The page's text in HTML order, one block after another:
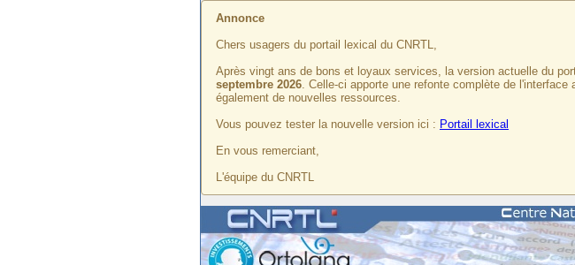
Annonce
Chers usagers du portail lexical du CNRTL,
Après vingt ans de bons et loyaux services, la version actuelle du
septembre 2026. Celle-ci apporte une refonte complète de
également de nouvelles ressources.
Vous pouvez tester la nouvelle version ici : Portail lexical
En vous remerciant,
L'équipe du CNRTL